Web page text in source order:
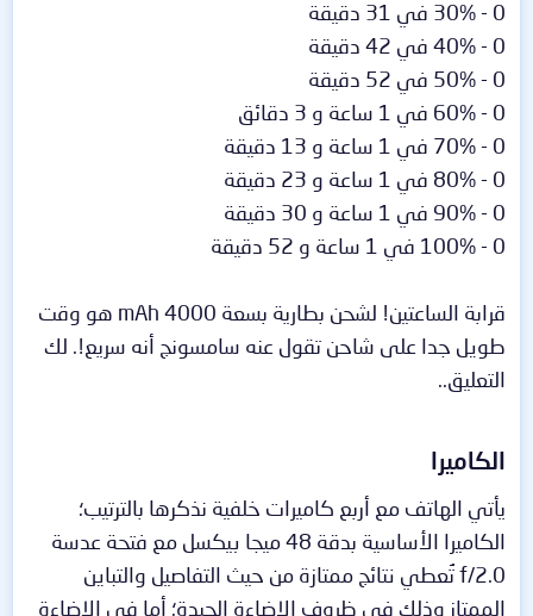
0 - 30% في 31 دقيقة
0 - 40% في 42 دقيقة
0 - 50% في 52 دقيقة
0 - 60% في 1 ساعة و 3 دقائق
0 - 70% في 1 ساعة و 13 دقيقة
0 - 80% في 1 ساعة و 23 دقيقة
0 - 90% في 1 ساعة و 30 دقيقة
0 - 100% في 1 ساعة و 52 دقيقة
قرابة الساعتين! لشحن بطارية بسعة 4000 mAh هو وقت
طويل جدا على شاحن تقول عنه سامسونج أنه سريع!. لك
التعليق..
الكاميرا​
يأتي الهاتف مع أربع كاميرات خلفية نذكرها بالترتيب؛
الكاميرا الأساسية بدقة 48 ميجا بيكسل مع فتحة عدسة
f/2.0 تُعطي نتائج ممتازة من حيث التفاصيل والتباين
الممتاز وذلك في ظروف الإضاءة الجيدة؛ أما في الإضاءة